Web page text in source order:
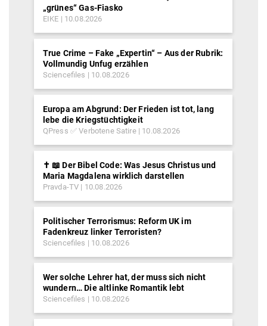
„grünes“ Gas-Fiasko
EIKE 10.08.2026
True Crime – Fake „Expertin“ – Aus der Rubrik:
Vollmundig Unfug erzählen
Sciencefiles 10.08.2026
Europa am Abgrund: Der Frieden ist tot, lang
lebe die Kriegstüchtigkeit
QPress ✅ Verbotene Satire 10.08.2026
✝️ 📖 Der Bibel Code: Was Jesus Christus und
Maria Magdalena wirklich darstellen
Pravda-TV 10.08.2026
Politischer Terrorismus: Reform UK im
Fadenkreuz linker Terroristen?
Sciencefiles 10.08.2026
Wer solche Lehrer hat, der muss sich nicht
wundern… Die altlinke Romantik lebt
Sciencefiles 10.08.2026